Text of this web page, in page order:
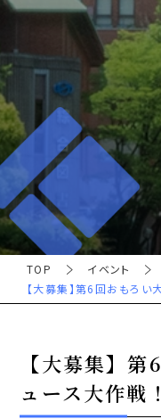
TOP
イベント
【大募集】第6回おもろい
【大募集】
ュース大作戦！